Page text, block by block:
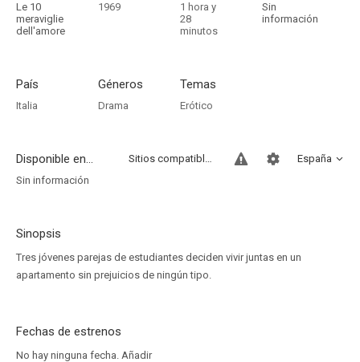
Le 10
meraviglie
dell'amore
1969
1 hora y
28
minutos
Sin
información
País
Italia
Géneros
Drama
Temas
Erótico
Disponible en... España
Sitios compatibles
Sin información
Sinopsis
Tres jóvenes parejas de estudiantes deciden vivir juntas en un
apartamento sin prejuicios de ningún tipo.
Fechas de estrenos
No hay ninguna fecha. Añadir